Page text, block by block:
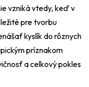
vzniká vtedy, keď v
pre tvorbu
kyslík do rôznych
príznakom
a celkový pokles